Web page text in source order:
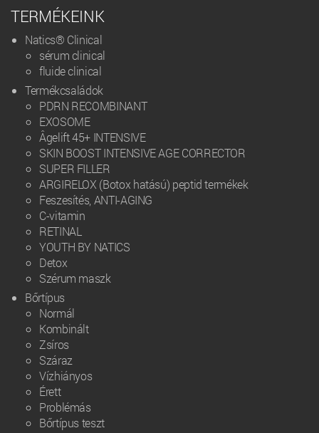
TERMÉKEINK
Natics® Clinical
sérum clinical
fluide clinical
Termékcsaládok
PDRN RECOMBINANT
EXOSOME
Âgelift 45+ INTENSIVE
SKIN BOOST INTENSIVE AGE CORRECTOR
SUPER FILLER
ARGIRELOX (Botox hatású) peptid termékek
Feszesítés, ANTI-AGING
C-vitamin
RETINAL
YOUTH BY NATICS
Detox
Szérum maszk
Bőrtípus
Normál
Kombinált
Zsíros
Száraz
Vízhiányos
Érett
Problémás
Bőrtípus teszt